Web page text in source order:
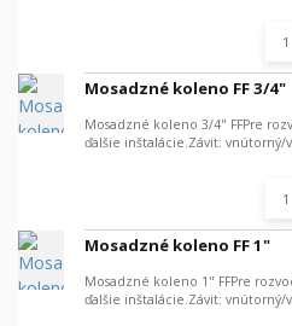
Mosadzné koleno FF 3/4"
Mosadzné koleno 3/4" FFPre
ďalšie inštalácie.Závit: vnútorný/
Mosadzné koleno FF 1"
Mosadzné koleno 1" FFPre
ďalšie inštalácie.Závit: vnútorný/